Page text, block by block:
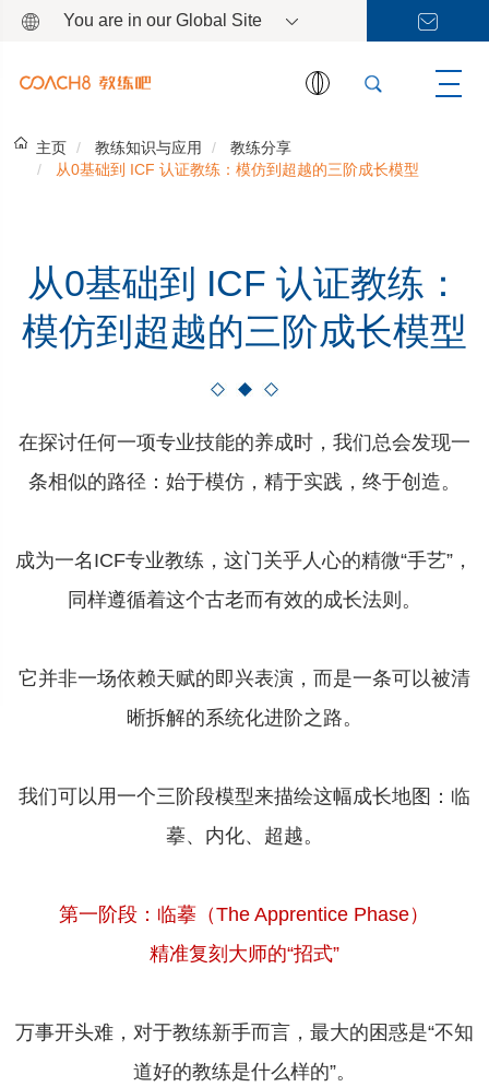
You are in our Global Site
主页 教练知识与应用
教练分享
从0基础到 ICF 认证教练：模仿到超越的三阶成长模型
从0基础到 ICF 认证教练：
模仿到超越的三阶成长模型
在探讨任何一项专业技能的养成时，我们总会发现一
条相似的路径：始于模仿，精于实践，终于创造。
成为一名ICF专业教练，这门关乎人心的精微“手艺”，
同样遵循着这个古老而有效的成长法则。
它并非一场依赖天赋的即兴表演，而是一条可以被清
晰拆解的系统化进阶之路。
我们可以用一个三阶段模型来描绘这幅成长地图：临
摹、内化、超越。
第一阶段：临摹（The Apprentice Phase）
精准复刻大师的“招式”
万事开头难，对于教练新手而言，最大的困惑是“不知
道好的教练是什么样的”。